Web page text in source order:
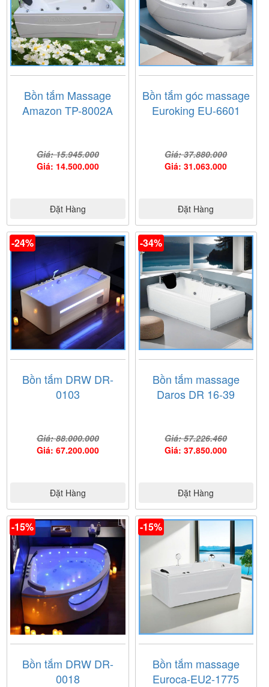
kiện thiết bị điện và 36 tháng đối với các thiết bị còn lại (
thân bồn , sen ,...)
Một số model mới khác của hãng bạn có thể tham khảo
thêm như :Bồn tắm massage Việt Mỹ 14D
Tại đây chúng tôi có đội ngũ chuyên viên tư vấn với đầy
đủ chuyên môn kỹ thuật sẽ tư vấn lắp đặt miễn phí thiết
bị phòng tắm phù hợp với không gian của gia đình nhà
bạn.
- Được tham gia rất nhiều chương trình khuyến mãi lớn,
hấp dẫn nhất với nhiều phần quà có giá trị cho mọi
Quý khách hàng có thể tới Showroom Nội Thất Nam Anh
để xem và mua hàng . Hoặc liên hệ Hotline để nhận
được tư vấn tốt nhất
Bồn tắm Massage
Amazon TP-8002A
Giá: 15.945.000
Giá: 14.500.000
Đặt Hàng
Bồn tắm góc massage
Euroking EU-6601
Giá: 37.880.000
Giá: 31.063.000
Đặt Hàng
-24%
Bồn tắm DRW DR-
0103
Giá: 88.000.000
Giá: 67.200.000
Đặt Hàng
-34%
Bồn tắm massage
Daros DR 16-39
Giá: 57.226.460
Giá: 37.850.000
Đặt Hàng
-15%
Bồn tắm DRW DR-
0018
-15%
Bồn tắm massage
Euroca-EU2-1775